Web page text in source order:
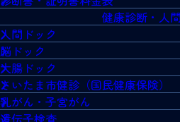
健康診断・人
人間ドック
脳ドック
大腸ドック
さいたま市健診（国民健康保険）
乳がん・子宮がん
遺伝子検査